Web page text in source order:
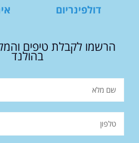
דולפינריום
הרשמו לקבלת טיפים
בהולנד